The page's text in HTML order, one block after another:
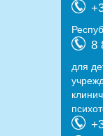
8
для